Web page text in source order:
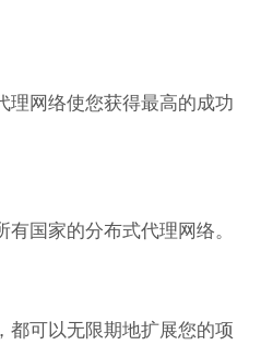
理网络使您获得最高的成功
有国家的分布式代理网络。
都可以无限期地扩展您的项